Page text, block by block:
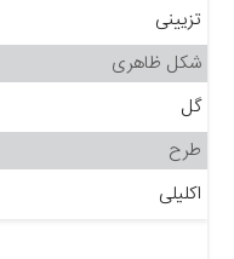
تزیینی
شکل ظاهری
گل
طرح
اکلیلی